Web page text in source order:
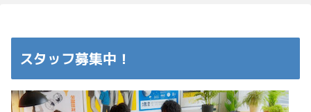
スタッフ募集中！